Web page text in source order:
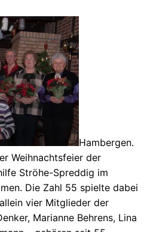
Hambergen.
Weihnachtsfeier der
Ströhe-Spreddig im
Die Zahl 55 spielte dabei
vier Mitglieder der
Marianne Behrens, Lina